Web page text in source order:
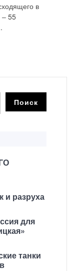
в
‒ 55
и разруха
для
танки